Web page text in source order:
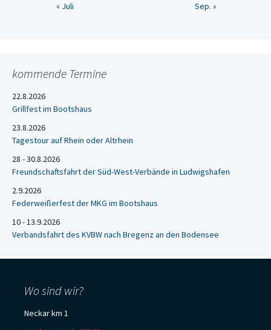
« Juli
Sep. »
kommende Termine
22.8.2026
Grillfest im Bootshaus
23.8.2026
Tagestour auf Rhein oder Altrhein
28 - 30.8.2026
Freundschaftsfahrt der Süd-West-Verbände in Ludwigshafen
2.9.2026
Federweißerfest der MKG im Bootshaus
10 - 13.9.2026
Verbandsfahrt des KVBW nach Bregenz an den Bodensee
Wo sind wir?
Neckar km 1